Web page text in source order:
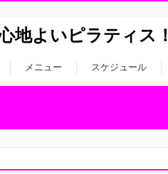
地よいピラティス！
メニュー スケジュール